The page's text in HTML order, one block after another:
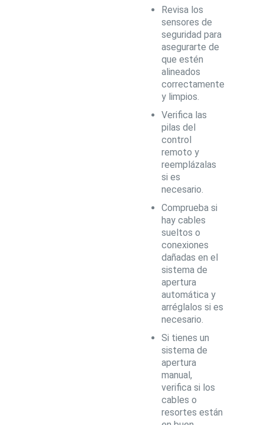
Revisa los
sensores de
seguridad para
asegurarte de
que estén
alineados
correctamente
y limpios.
Verifica las
pilas del
control
remoto y
reemplázalas
si es
necesario.
Comprueba si
hay cables
sueltos o
conexiones
dañadas en el
sistema de
apertura
automática y
arréglalos si es
necesario.
Si tienes un
sistema de
apertura
manual,
verifica si los
cables o
resortes están